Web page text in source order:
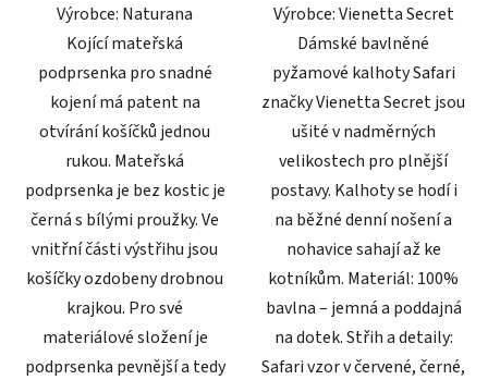
hvězdiček.
Výrobce: Naturana
Kojící mateřská
podprsenka pro snadné
kojení má patent na
otvírání košíčků jednou
rukou. Mateřská
podprsenka je bez kostic je
černá s bílými proužky. Ve
vnitřní části výstřihu jsou
košíčky ozdobeny drobnou
krajkou. Pro své
materiálové složení je
podprsenka pevnější a tedy
hvězdiček.
Výrobce: Vienetta Secret
Dámské bavlněné
pyžamové kalhoty Safari
značky Vienetta Secret jsou
ušité v nadměrných
velikostech pro plnější
postavy. Kalhoty se hodí i
na běžné denní nošení a
nohavice sahají až ke
kotníkům. Materiál: 100%
bavlna – jemná a poddajná
na dotek. Střih a detaily:
Safari vzor v červené, černé,